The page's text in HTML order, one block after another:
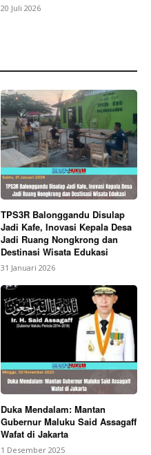
20 Juli 2026
TPS3R Balonggandu Disulap
Jadi Kafe, Inovasi Kepala Desa
Jadi Ruang Nongkrong dan
Destinasi Wisata Edukasi
31 Januari 2026
Duka Mendalam: Mantan
Gubernur Maluku Said Assagaff
Wafat di Jakarta
1 Desember 2025